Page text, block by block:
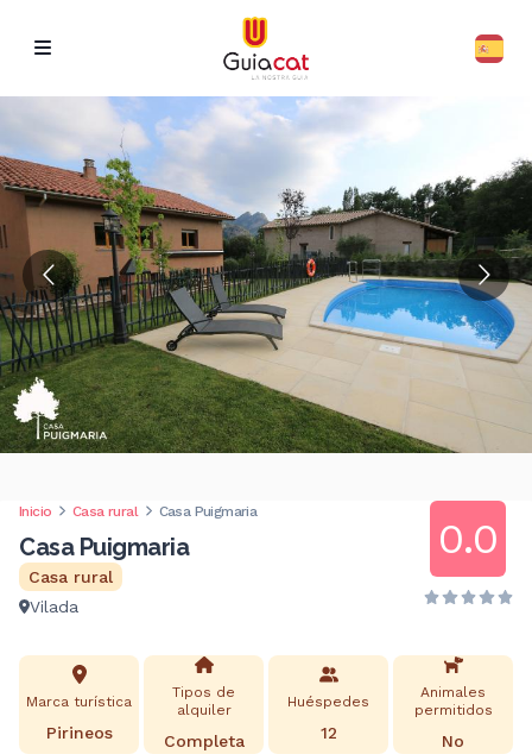
Inicio Casa rural Casa Puigmaria
Casa Puigmaria
Casa rural
Vilada
0.0
Marca turística
Pirineos
Tipos de
alquiler
Completa
Huéspedes
12
Animales
permitidos
No